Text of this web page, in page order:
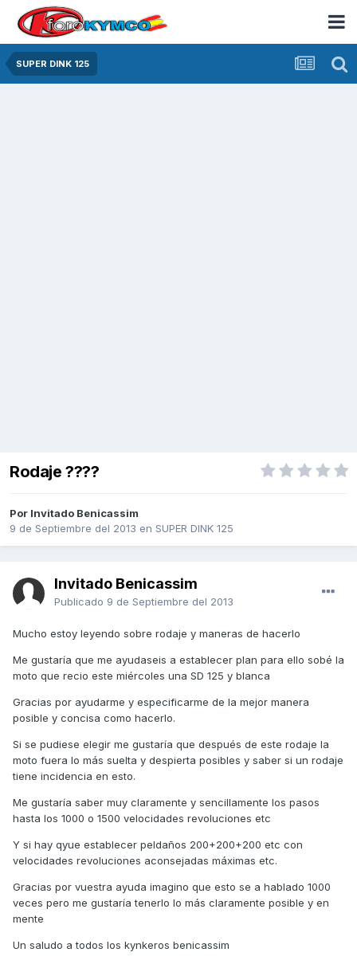
SUPER DINK 125
Rodaje ????
Por Invitado Benicassim
9 de Septiembre del 2013 en SUPER DINK 125
Invitado Benicassim
Publicado 9 de Septiembre del 2013
Mucho estoy leyendo sobre rodaje y maneras de hacerlo
Me gustaría que me ayudaseis a establecer plan para ello sobé la
moto que recio este miércoles una SD 125 y blanca
Gracias por ayudarme y especificarme de la mejor manera
posible y concisa como hacerlo.
Si se pudiese elegir me gustaría que después de este rodaje la
moto fuera lo más suelta y despierta posibles y saber si un rodaje
tiene incidencia en esto.
Me gustaría saber muy claramente y sencillamente los pasos
hasta los 1000 o 1500 velocidades revoluciones etc
Y si hay qyue establecer peldaños 200+200+200 etc con
velocidades revoluciones aconsejadas máximas etc.
Gracias por vuestra ayuda imagino que esto se a hablado 1000
veces pero me gustaría tenerlo lo más claramente posible y en
mente
Un saludo a todos los kynkeros benicassim